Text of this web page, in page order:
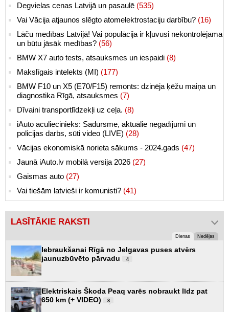
Degvielas cenas Latvijā un pasaulē (535)
Vai Vācija atjaunos slēgto atomelektrostaciju darbību? (16)
Lāču medības Latvijā! Vai populācija ir kļuvusi nekontrolējama
un būtu jāsāk medības? (56)
BMW X7 auto tests, atsauksmes un iespaidi (8)
Makslīgais intelekts (MI) (177)
BMW F10 un X5 (E70/F15) remonts: dzinēja ķēžu maiņa un
diagnostika Rīgā, atsauksmes (7)
Dīvaini transportlīdzekļi uz ceļa. (8)
iAuto aculiecinieks: Sadursme, aktuālie negadījumi un
policijas darbs, sūti video (LIVE) (28)
Vācijas ekonomiskā norieta sākums - 2024.gads (47)
Jaunā iAuto.lv mobilā versija 2026 (27)
Gaismas auto (27)
Vai tiešām latvieši ir komunisti? (41)
LASĪTĀKIE RAKSTI
Dienas Nedēļas
Iebraukšanai Rīgā no Jelgavas puses atvērs
jaunuzbūvēto pārvadu
4
Elektriskais Škoda Peaq varēs nobraukt līdz pat
650 km (+ VIDEO)
8